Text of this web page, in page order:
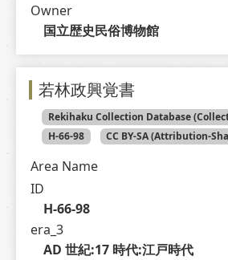
Owner
国立歴史民俗博物館
若林政興覚書
H-66-98
CC BY-SA (Attribution-
Area Name
ID
H-66-98
era_3
AD 世紀:17 時代:江戸時代